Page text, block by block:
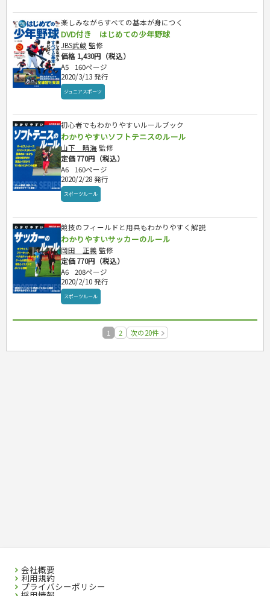
楽しみながらすべての基本が身につく
DVD付き はじめての少年野球
JBS武蔵 監修
価格 1,430円（税込）
A5
160ページ
2020/3/13 発行
ジュニアスポーツ
初心者でもわかりやすいルールブック
わかりやすいソフトテニスのルール
山下 晴海監修
定価 770円（税込）
A6
160ページ
2020/2/28 発行
スポーツルール
競技のフィールドと用具もわかりやすく解説
わかりやすいサッカーのルール
岡田 正義 監修
定価 770円（税込）
A6
208ページ
2020/2/10 発行
スポーツルール
1 2 次の20件
会社概要
利用規約
プライバシーポリシー